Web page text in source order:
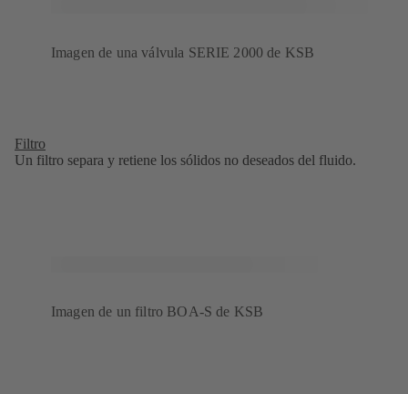
Imagen de una válvula SERIE 2000 de KSB
Filtro
Un filtro separa y retiene los sólidos no deseados del fluido.
Imagen de un filtro BOA-S de KSB